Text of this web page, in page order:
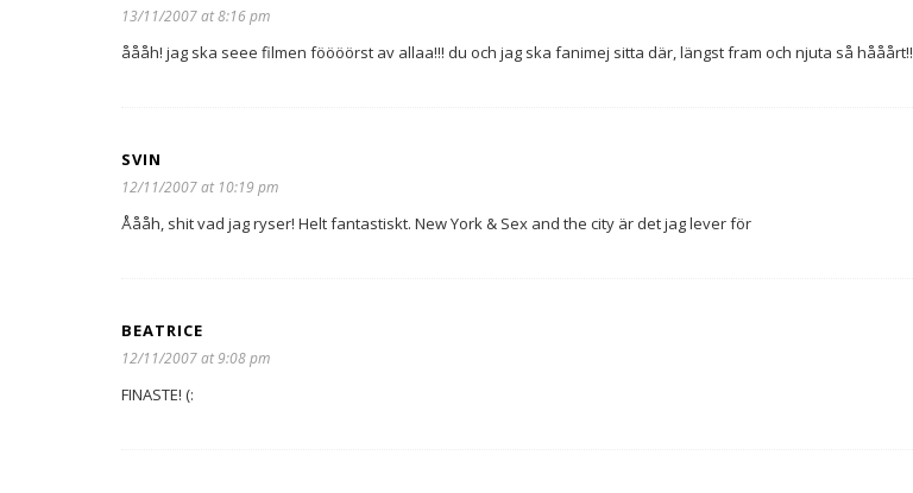
13/11/2007 at 8:16 pm
åååh! jag ska seee filmen föööörst av allaa!!! du och jag ska fanimej sitta där, längst fram och njuta så hååårt!!
SVIN
12/11/2007 at 10:19 pm
Åååh, shit vad jag ryser! Helt fantastiskt. New York & Sex and the city är det jag lever för
BEATRICE
12/11/2007 at 9:08 pm
FINASTE! (: